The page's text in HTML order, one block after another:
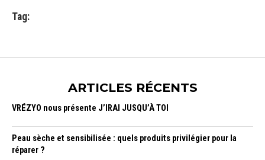
Tag:
ARTICLES RÉCENTS
VRÉZYO nous présente J’IRAI JUSQU’À TOI
Peau sèche et sensibilisée : quels produits privilégier pour la
réparer ?